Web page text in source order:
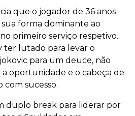
que o jogador de 36 anos
forma dominante ao
primeiro serviço respetivo.
ter lutado para levar o
para um deuce, não
oportunidade e o cabeça de
com sucesso.
duplo break para liderar por